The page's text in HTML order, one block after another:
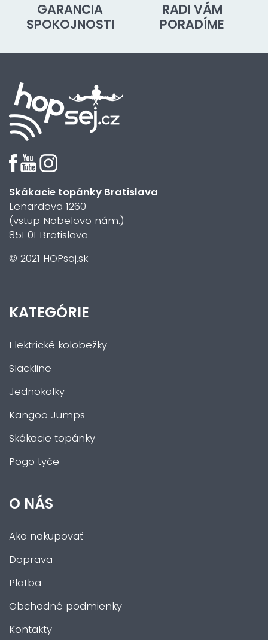
GARANCIA
SPOKOJNOSTI
RADI VÁM
PORADÍME
Skákacie topánky Bratislava
Lenardova 1260
(vstup Nobelovo nám.)
851 01 Bratislava
© 2021 HOPsaj.sk
KATEGÓRIE
Elektrické kolobežky
Slackline
Jednokolky
Kangoo Jumps
Skákacie topánky
Pogo tyče
O NÁS
Ako nakupovať
Doprava
Platba
Obchodné podmienky
Kontakty